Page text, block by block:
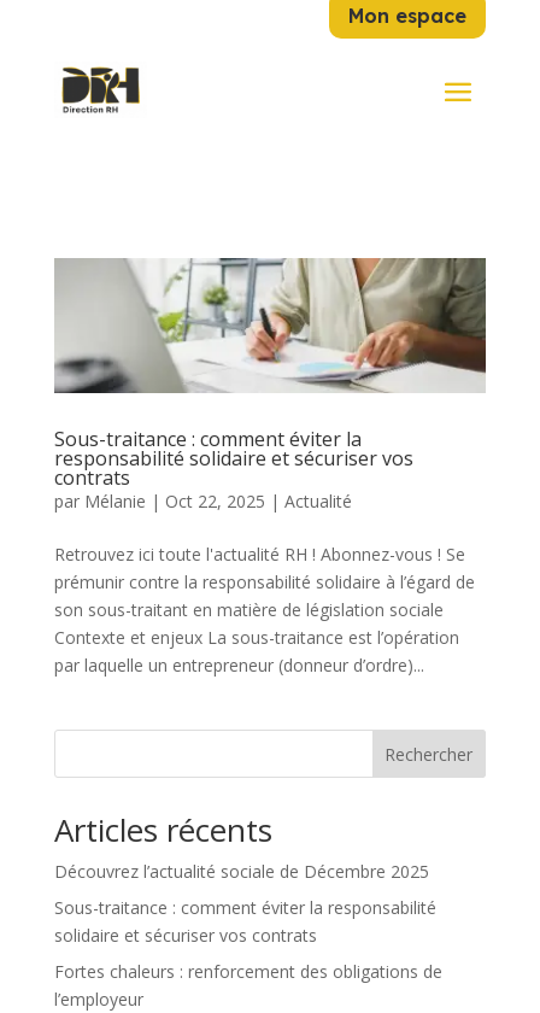
Mon espace
Sous-traitance : comment éviter la
responsabilité solidaire et sécuriser vos
contrats
par Mélanie | Oct 22, 2025 | Actualité
Retrouvez ici toute l'actualité RH ! Abonnez-vous ! Se
prémunir contre la responsabilité solidaire à l’égard de
son sous-traitant en matière de législation sociale
Contexte et enjeux La sous-traitance est l’opération
par laquelle un entrepreneur (donneur d’ordre)...
Rechercher
Articles récents
Découvrez l’actualité sociale de Décembre 2025
Sous-traitance : comment éviter la responsabilité
solidaire et sécuriser vos contrats
Fortes chaleurs : renforcement des obligations de
l’employeur